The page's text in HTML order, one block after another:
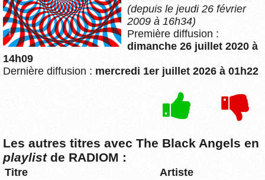
(depuis le jeudi 26 février
2009 à 16h34)
Première diffusion :
dimanche 26 juillet 2020 à
14h09
Dernière diffusion : mercredi 1er juillet 2026 à 01h22
Les autres titres avec The Black Angels en
playlistde RADIOM :
Titre
Artiste